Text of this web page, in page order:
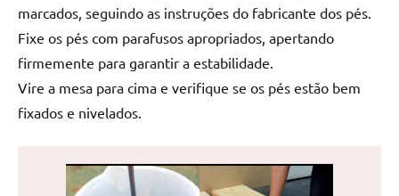
à
procura
de
mesa
redonda
reuniões
marcados, seguindo as instruções do fabricante dos pés.
Fixe os pés com parafusos apropriados, apertando
firmemente para garantir a estabilidade.
Vire a mesa para cima e verifique se os pés estão bem
fixados e nivelados.